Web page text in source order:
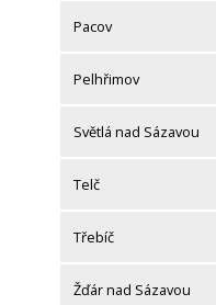
Pacov
Pelhřimov
Světlá nad Sázavou
Telč
Třebíč
Žďár nad Sázavou